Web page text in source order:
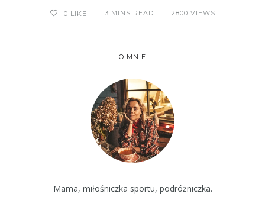
0 LIKE 3 MINS READ 2800 VIEWS
O MNIE
Mama, miłośniczka sportu, podróżniczka.